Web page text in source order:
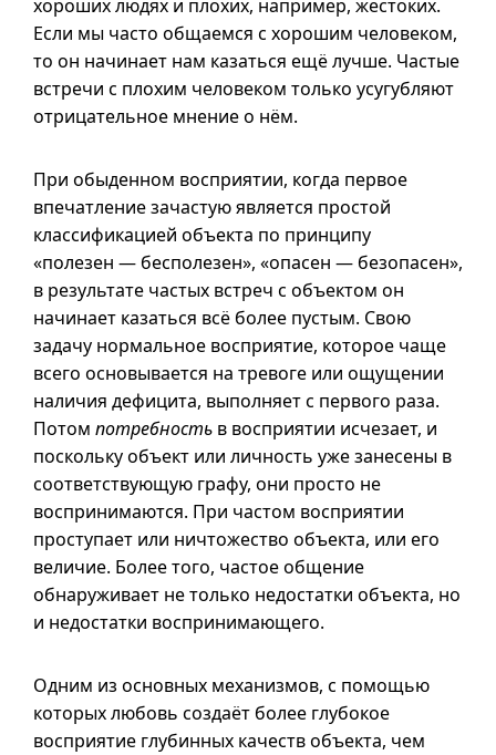
хороших людях и плохих, например, жестоких.
Если мы часто общаемся с хорошим человеком,
то он начинает нам казаться ещё лучше. Частые
встречи с плохим человеком только усугубляют
отрицательное мнение о нём.
При обыденном восприятии, когда первое
впечатление зачастую является простой
классификацией объекта по принципу
«полезен — бесполезен», «опасен — безопасен»,
в результате частых встреч с объектом он
начинает казаться всё более пустым. Свою
задачу нормальное восприятие, которое чаще
всего основывается на тревоге или ощущении
наличия дефицита, выполняет с первого раза.
Потом потребность в восприятии исчезает, и
поскольку объект или личность уже занесены в
соответствующую графу, они просто не
воспринимаются. При частом восприятии
проступает или ничтожество объекта, или его
величие. Более того, частое общение
обнаруживает не только недостатки объекта, но
и недостатки воспринимающего.
Одним из основных механизмов, с помощью
которых любовь создаёт более глубокое
восприятие глубинных качеств объекта, чем